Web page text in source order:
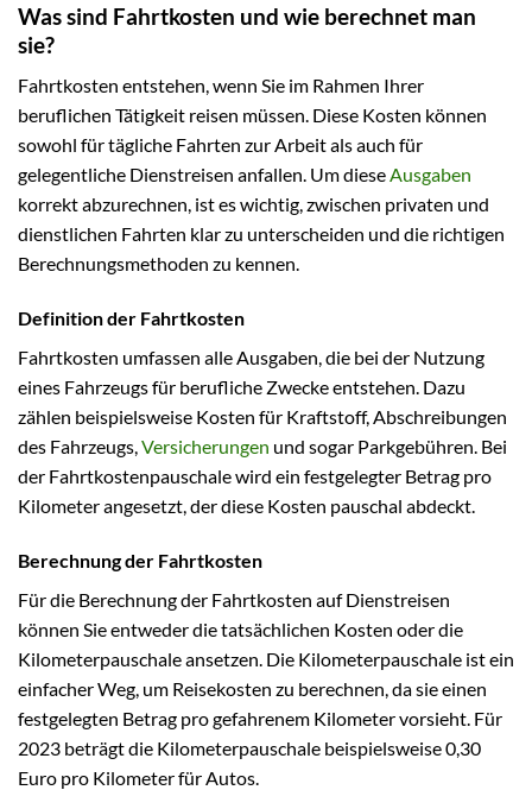
Was sind Fahrtkosten und wie berechnet man
sie?
Fahrtkosten entstehen, wenn Sie im Rahmen Ihrer
beruflichen Tätigkeit reisen müssen. Diese Kosten können
sowohl für tägliche Fahrten zur Arbeit als auch für
gelegentliche Dienstreisen anfallen. Um dieseAusgaben
korrekt abzurechnen, ist es wichtig, zwischen privaten und
dienstlichen Fahrten klar zu unterscheiden und die richtigen
Berechnungsmethoden zu kennen.
Definition der Fahrtkosten
Fahrtkosten umfassen alle Ausgaben, die bei der Nutzung
eines Fahrzeugs für berufliche Zwecke entstehen. Dazu
zählen beispielsweise Kosten für Kraftstoff, Abschreibungen
des Fahrzeugs,Versicherungen und sogar Parkgebühren. Bei
der Fahrtkostenpauschale wird ein festgelegter Betrag pro
Kilometer angesetzt, der diese Kosten pauschal abdeckt.
Berechnung der Fahrtkosten
Für die Berechnung der Fahrtkosten auf Dienstreisen
können Sie entweder die tatsächlichen Kosten oder die
Kilometerpauschale ansetzen. Die Kilometerpauschale ist ein
einfacher Weg, um Reisekosten zu berechnen, da sie einen
festgelegten Betrag pro gefahrenem Kilometer vorsieht. Für
2023 beträgt die Kilometerpauschale beispielsweise 0,30
Euro pro Kilometer für Autos.